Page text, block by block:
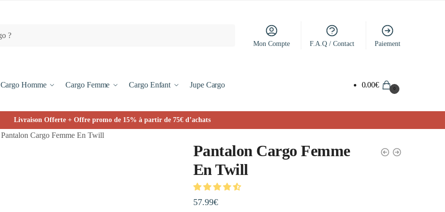
Mon Compte F.A.Q / Contact Paiement
Cargo Homme Cargo Femme Cargo Enfant Jupe Cargo 0.00€ 0
Livraison Offerte + Offre promo de 15% à partir de 75€ d’achats
Pantalon Cargo Femme En Twill
Pantalon Cargo Femme
En Twill
57.99€